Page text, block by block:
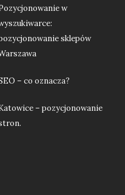
w
sklepów
– co oznacza?
– pozycjonowanie